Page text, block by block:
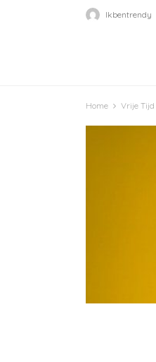
Ikbentrendy
Home Vrije Tijd